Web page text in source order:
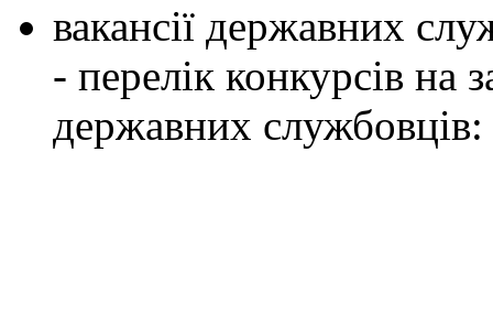
вакансії державних
- перелік конкурсів на
державних службовців: